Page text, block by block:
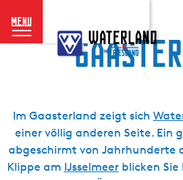
menu
G
e
S
i
e
z
Im Gaasterland zeigt sich
einer völlig anderen Seite. Ein
abgeschirmt von Jahrhunderte
Klippe am IJsselmeerblicken Sie